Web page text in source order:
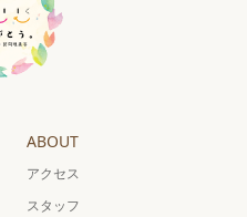
ABOUT
アクセス
スタッフ